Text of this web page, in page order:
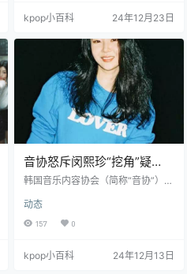
Rosé 体育人物： 安世英
kpop小百科 24年12月23日
音协怒斥闵熙珍“挖角”疑
云，警告NewJeans：请三
韩国音乐内容协会（简称“音协”）近
合约期满前私下接触艺人）现象表
示强烈谴责，并誓言要彻底根除这
种行为。 音协在13日发表声明，对
为深感忧虑，并强调将竭尽全力阻
动态
157 0
kpop小百科 24年12月13日